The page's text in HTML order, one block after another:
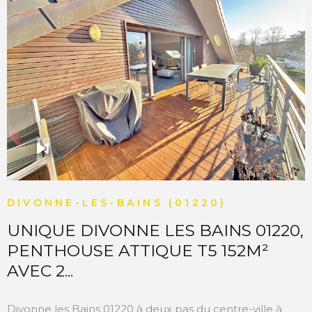
complément d’information. “Les informations sur les
risques auxquels ce bien est exposé sont disponibles sur
le site Géorisques http://www.georisques.gouv.fr”
DIVONNE-LES-BAINS (01220)
UNIQUE DIVONNE LES BAINS 01220,
PENTHOUSE ATTIQUE T5 152M²
AVEC 2...
Divonne les Bains 01220 à deux pas du centre-ville à
VOIR LE BIEN